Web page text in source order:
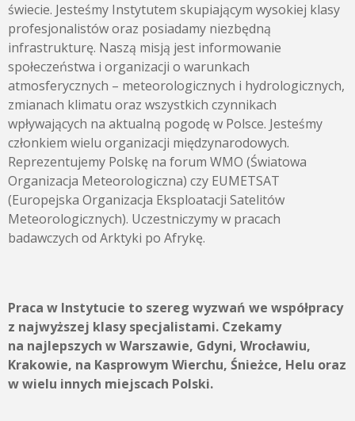
świecie. Jesteśmy Instytutem skupiającym wysokiej klasy
profesjonalistów oraz posiadamy niezbędną
infrastrukturę. Naszą misją jest informowanie
społeczeństwa i organizacji o warunkach
atmosferycznych – meteorologicznych i hydrologicznych,
zmianach klimatu oraz wszystkich czynnikach
wpływających na aktualną pogodę w Polsce. Jesteśmy
członkiem wielu organizacji międzynarodowych.
Reprezentujemy Polskę na forum WMO (Światowa
Organizacja Meteorologiczna) czy EUMETSAT
(Europejska Organizacja Eksploatacji Satelitów
Meteorologicznych). Uczestniczymy w pracach
badawczych od Arktyki po Afrykę.
Praca w Instytucie to szereg wyzwań we współpracy
z najwyższej klasy specjalistami. Czekamy
na najlepszych w Warszawie, Gdyni, Wrocławiu,
Krakowie, na Kasprowym Wierchu, Śnieżce, Helu oraz
w wielu innych miejscach Polski.